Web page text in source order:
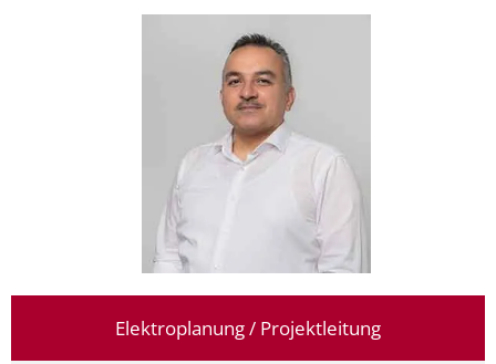
Elektroplanung / Projektleitung